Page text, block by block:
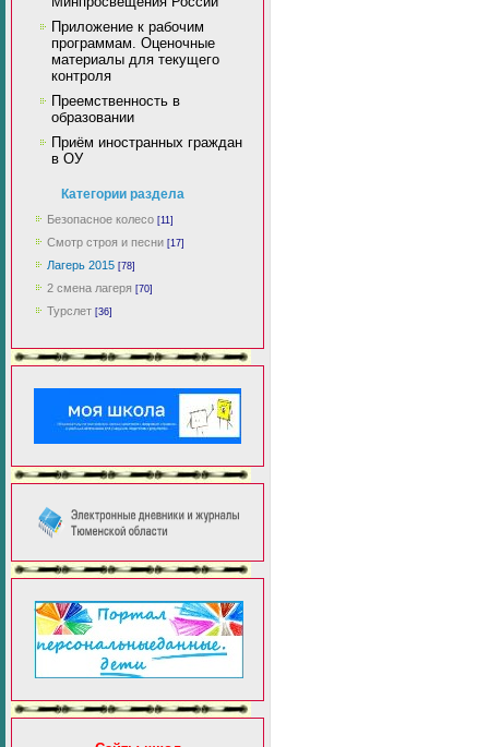
Приложение к рабочим
программам. Оценочные
материалы для текущего
контроля
Преемственность в
образовании
Приём иностранных граждан
в ОУ
Категории раздела
Безопасное колесо [11]
Смотр строя и песни [17]
Лагерь 2015 [78]
2 смена лагеря [70]
Турслет [36]